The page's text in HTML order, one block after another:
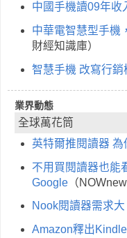
中國手機讀09年收
中華電智慧型手機
財經知識庫）
智慧手機 改寫行銷
業界動態
全球萬花筒
英特爾推閱讀器 為
不用買閱讀器也
Google（
Nook閱讀器需求
Amazon釋出